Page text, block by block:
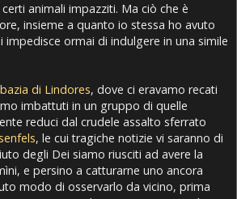
animali impazziti. Ma ciò che è
insieme a quanto io stessa ho avuto
ormai di indulgere in una simile
di Lindores, dove ci eravamo recati
imbattuti in un gruppo di quelle
reduci dal crudele assalto sferrato
, le cui tragiche notizie vi saranno di
degli Dei siamo riusciti ad avere la
e persino a catturarne uno ancora
modo di osservarlo da vicino, prima